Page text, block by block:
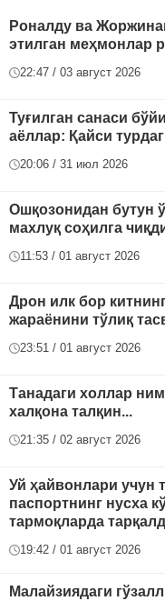
Роналду ва
этилган меҳмонлар
22:47 / 03 август 2026
Туғилган санаси
аёллар: Қайси
20:06 / 31 июл 2026
Ошқозонидан бутун
махлуқ соҳилга
11:53 / 01 август 2026
Дрон илк бор
жараёнини тўлиқ
23:51 / 01 август 2026
Танадаги холлар
халқона талқин...
21:35 / 02 август 2026
Уй ҳайвонлари учун
паспортнинг нусха
тармоқларда
19:42 / 01 август 2026
Малайзиядаги